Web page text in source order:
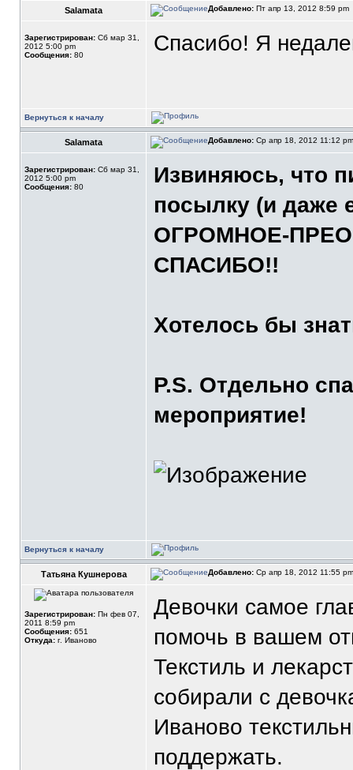
Salamata Добавлено: Пт апр 13, 2012 8:59 pm
Зарегистрирован: Сб мар 31,
2012 5:00 pm
Сообщения: 80 Спасибо! Я
Вернуться к началу
Salamata Добавлено: Ср апр 18, 2012 11:12
Зарегистрирован: Сб мар 31,
2012 5:00 pm
Сообщения: 80
Извиняюсь, что
посылку (и даже
ОГРОМНОЕ-
СПАСИБО!!
Хотелось бы
P.S. Отдельно
мероприятие!
Вернуться к началу
Татьяна Кушнерова Добавлено: Ср апр 18, 2012 11:55
Зарегистрирован: Пн фев 07,
2011 8:59 pm
Сообщения: 651
Откуда: г. Иваново
Девочки самое
помочь в вашем
Текстиль и
собирали с
Иваново
поддержать.